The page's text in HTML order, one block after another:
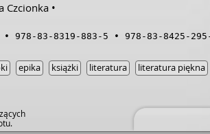
Czcionka
978-83-8319-883-5
978-83-8425-
epika książki literatura literatura piękna